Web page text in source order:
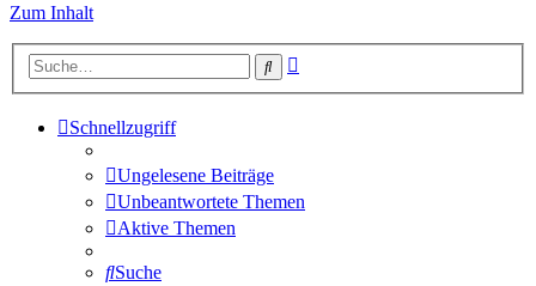
Zum Inhalt
Suche
Schnellzugriff
Ungelesene Beiträge
Unbeantwortete Themen
Aktive Themen
Suche